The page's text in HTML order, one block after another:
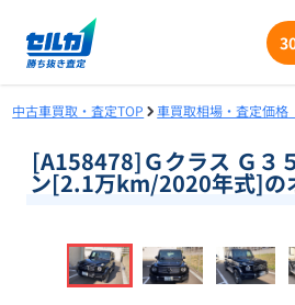
中古車買取・査定TOP 車買取相場・査定価
[A158478]Ｇクラス Ｇ３
ン[2.1万km/2020年式]の